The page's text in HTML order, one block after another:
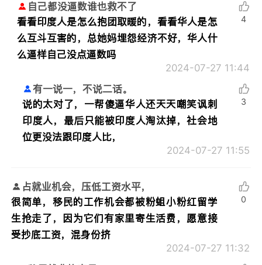
自己都没逼数谁也救不了
看看印度人是怎么抱团取暖的，看看华人是怎
么互斗互害的，总她妈埋怨经济不好，华人什
么逼样自己没点逼数吗
2024-07-27 11:44
4
有一说一，不说二话。
说的太对了，一帮傻逼华人还天天嘲笑讽刺
印度人，最后只能被印度人淘汰掉，社会地
位更没法跟印度人比，
2024-07-27 11:55
3
占就业机会，压低工资水平，
很简单，移民的工作机会都被粉蛆小粉红留学
生抢走了，因为它们有家里寄生活费，愿意接
受抄底工资，混身份挤
2024-07-27 11:32
0